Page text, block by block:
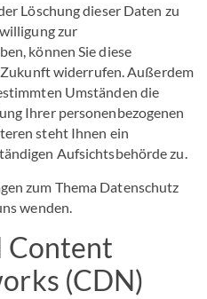
Löschung dieser Daten zu
zur
können Sie diese
widerrufen. Außerdem
Umständen die
Ihrer personenbezogenen
steht Ihnen ein
Aufsichtsbehörde zu.
zum Thema Datenschutz
wenden.
Content
(CDN)